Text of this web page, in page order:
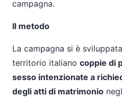
campagna.
Il metodo
La campagna si è
territorio italiano coppie di
sesso intenzionate a
degli atti di matrimonio